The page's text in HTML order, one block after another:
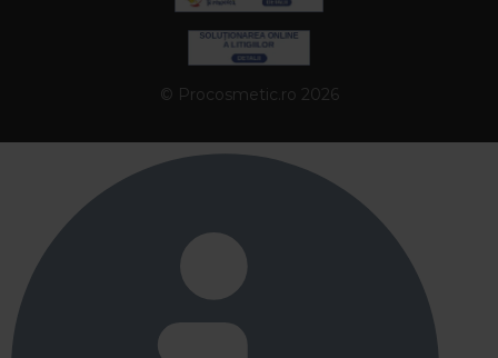
© Procosmetic.ro 2026